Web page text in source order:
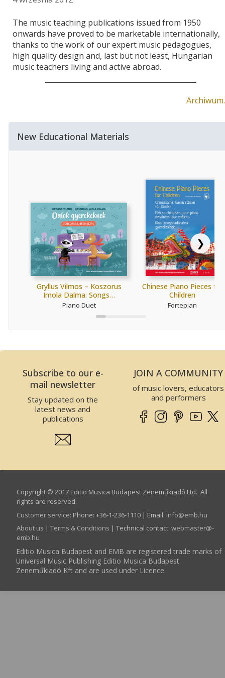
The music teaching publications issued from 1950
onwards have proved to be marketable internationally,
thanks to the work of our expert music pedagogues,
high quality design and, last but not least, Hungarian
music teachers living and active abroad.
New Educational Materials
Gryllus Vilmos – Koszorus
Imola Dalma: Songs…
Piano Duet
Chinese Piano Pieces for
Children
Fortepian
❯
Subscribe to our e-
mail newsletter
Stay updated on the
latest news and
publications
JOIN A COMMUNITY
of music lovers, educators
and performers
Copyright © 2017 Editio Musica Budapest Zeneműkiadó Ltd. All
rights are reserved.
Customer service: Phone: +36-1-236-1110 | Email: info­@­emb.hu
About us | Terms & Conditions | Technical contact: webmaster­@­
emb.hu
Editio Musica Budapest and EMB are registered trade marks of
Universal Music Publishing Editio Musica Budapest
Zeneműkiadó Kft and are used under Licence.